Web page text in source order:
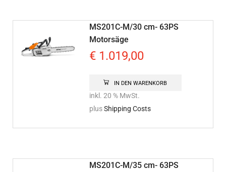
MS201C-M/30 cm- 63PS
Motorsäge
€1.019,00
IN DEN WARENKORB
inkl. 20 % MwSt.
plusShipping Costs
MS201C-M/35 cm- 63PS